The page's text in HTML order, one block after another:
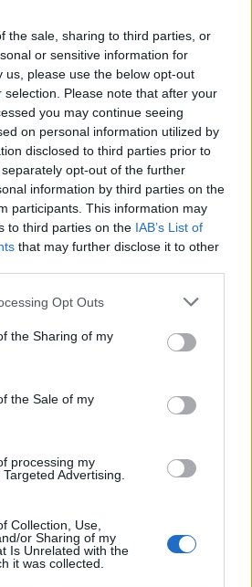
the sale, sharing to third parties, or
or sensitive information for
us, please use the below opt-out
Please note that after your
you may continue seeing
on personal information utilized by
disclosed to third parties prior to
opt-out of the further
information by third parties on the
participants. This information may
to third parties on the IAB’s List of
that may further disclose it to other
Opt Outs
the Sharing of my
the Sale of my
processing my
Advertising.
Collection, Use,
or Sharing of my
Is Unrelated with the
it was collected.
MŽP a ČIŽP ČTK shání.
se z ČIŽP rozhodli odejít z
Ředitel odboru vnitřních
služeb Matěj Mrlina, vedoucí
služebního úřadu Oldřich
Jarolím a tisková mluvčí Miriam
Loužecká končí na České
(ČIŽP) z vlastní iniciativy. Na dotaz ČTK
Pavel Straka (za Motoristy). O jejich
informovalyv pondělí Seznam Zprávy.
více zvířat, ohrožení jsou psi
Veterináři v současných
vedrech ošetřují více zvířat.
krátkou lebkou a zploštělým
mopsi nebo buldočci, starší jedinci a
Jejich majitelé pro ně
ČTK to sdělila viceprezidentka Komory
Valdhans.